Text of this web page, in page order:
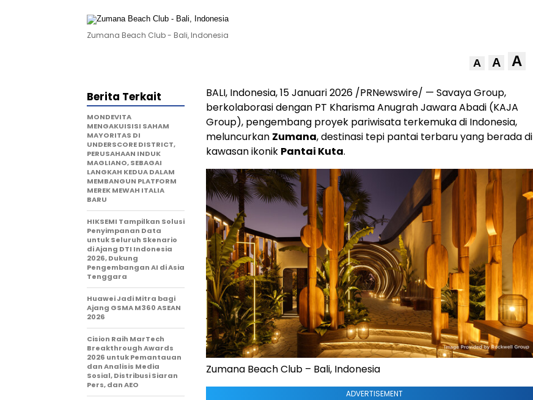
Zumana Beach Club - Bali, Indonesia
A A A
BALI, Indonesia, 15 Januari 2026 /PRNewswire/ — Savaya Group,
berkolaborasi dengan PT Kharisma Anugrah Jawara Abadi (KAJA
Group), pengembang proyek pariwisata terkemuka di Indonesia,
meluncurkan Zumana, destinasi tepi pantai terbaru yang berada di
kawasan ikonik Pantai Kuta.
Zumana Beach Club – Bali, Indonesia
ADVERTISEMENT
Berita Terkait
MONDEVITA
MENGAKUISISI SAHAM
MAYORITAS DI
UNDERSCORE DISTRICT,
PERUSAHAAN INDUK
MAGLIANO, SEBAGAI
LANGKAH KEDUA DALAM
MEMBANGUN PLATFORM
MEREK MEWAH ITALIA
BARU
HIKSEMI Tampilkan Solusi
Penyimpanan Data
untuk Seluruh Skenario
di Ajang DTI Indonesia
2026, Dukung
Pengembangan AI di Asia
Tenggara
Huawei Jadi Mitra bagi
Ajang GSMA M360 ASEAN
2026
Cision Raih MarTech
Breakthrough Awards
2026 untuk Pemantauan
dan Analisis Media
Sosial, Distribusi Siaran
Pers, dan AEO